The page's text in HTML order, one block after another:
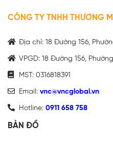
CÔNG TY TNHH THƯƠNG
Địa chỉ: 18 Đường 156,
VPGD: 18 Đường 156,
MST: 0316818391
Email: vnc@vncglobal.vn
Hotline: 0911 658 758
BẢN ĐỒ